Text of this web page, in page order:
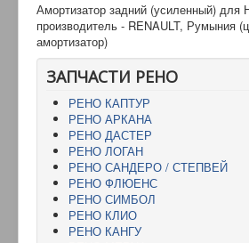
Амортизатор задний (усиленный)
производитель - RENAULT, Румыния
амортизатор)
ЗАПЧАСТИ РЕНО
РЕНО КАПТУР
РЕНО АРКАНА
РЕНО ДАСТЕР
РЕНО ЛОГАН
РЕНО САНДЕРО / СТЕПВЕЙ
РЕНО ФЛЮЕНС
РЕНО СИМБОЛ
РЕНО КЛИО
РЕНО КАНГУ